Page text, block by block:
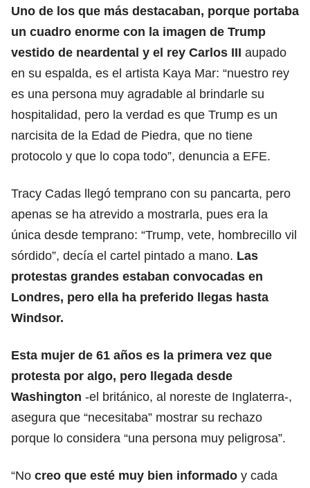
Uno de los que más destacaban, porque portaba
un cuadro enorme con la imagen de Trump
vestido de neardental y el rey Carlos III aupado
en su espalda, es el artista Kaya Mar: “nuestro rey
es una persona muy agradable al brindarle su
hospitalidad, pero la verdad es que Trump es un
narcisita de la Edad de Piedra, que no tiene
protocolo y que lo copa todo”, denuncia a EFE.
Tracy Cadas llegó temprano con su pancarta, pero
apenas se ha atrevido a mostrarla, pues era la
única desde temprano: “Trump, vete, hombrecillo vil
sórdido”, decía el cartel pintado a mano. Las
protestas grandes estaban convocadas en
Londres, pero ella ha preferido llegas hasta
Windsor.
Esta mujer de 61 años es la primera vez que
protesta por algo, pero llegada desde
Washington -el británico, al noreste de Inglaterra-,
asegura que “necesitaba” mostrar su rechazo
porque lo considera “una persona muy peligrosa”.
“No creo que esté muy bien informado y cada